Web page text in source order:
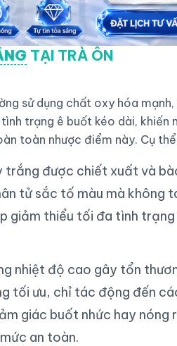
TẠI TRÀ ÔN
sử dụng chất oxy hóa
trạng ê buốt kéo dài, khiến
toàn nhược điểm này. Cụ
trắng được chiết xuất và
tử sắc tố màu mà không
giảm thiểu tối đa tình
nhiệt độ cao gây tổn
tối ưu, chỉ tác động đến
giác buốt nhức hay nóng
an toàn.